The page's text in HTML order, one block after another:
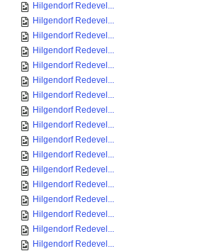
Hilgendorf Redevel...
Hilgendorf Redevel...
Hilgendorf Redevel...
Hilgendorf Redevel...
Hilgendorf Redevel...
Hilgendorf Redevel...
Hilgendorf Redevel...
Hilgendorf Redevel...
Hilgendorf Redevel...
Hilgendorf Redevel...
Hilgendorf Redevel...
Hilgendorf Redevel...
Hilgendorf Redevel...
Hilgendorf Redevel...
Hilgendorf Redevel...
Hilgendorf Redevel...
Hilgendorf Redevel...